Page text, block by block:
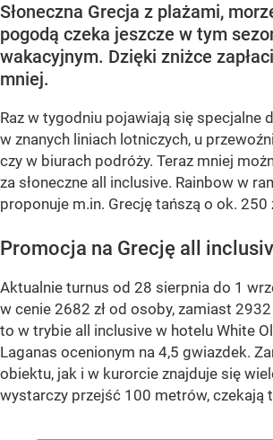
Słoneczna Grecja z plażami,
pogodą czeka jeszcze w tym
wakacyjnym. Dzięki zniżce
mniej.
Raz w tygodniu pojawiają się specjalne
w znanych liniach lotniczych, u
czy w biurach podróży. Teraz mniej
za słoneczne all inclusive. Rainbow w
proponuje m.in. Grecję tańszą o ok. 250
Promocja na Grecję all
Aktualnie turnus od 28 sierpnia do 1
w cenie 2682 zł od osoby, zamiast 2932
to w trybie all inclusive w hotelu White
Laganas ocenionym na 4,5 gwiazdek.
obiektu, jak i w kurorcie znajduje się
wystarczy przejść 100 metrów, czekają